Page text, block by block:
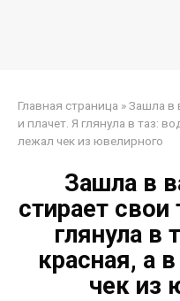
Главная страница »Зашла в
и плачет. Я глянула в таз:
лежал чек из ювелирного
Зашла в
стирает
глянула в
красная, а
чек из